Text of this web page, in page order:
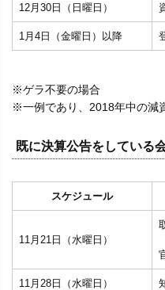
12月30日（日曜日）
1月4日（金曜日）以降
※ゲラ不要の場合
※一例であり、2018年中の減
既に決算公告をしている
スケジュール
11月21日（水曜日）
11月28日（水曜日）